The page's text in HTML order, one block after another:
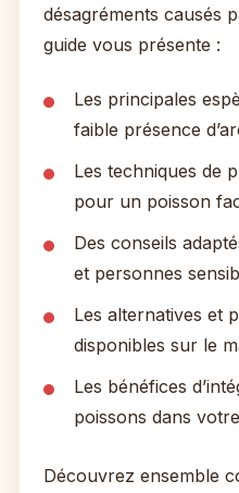
désagréments causés
guide vous présente :
Les principales
faible présence
Les techniques de
pour un poisson
Des conseils
et personnes
Les alternatives et
disponibles sur le
Les bénéfices
poissons dans
Découvrez ensemble